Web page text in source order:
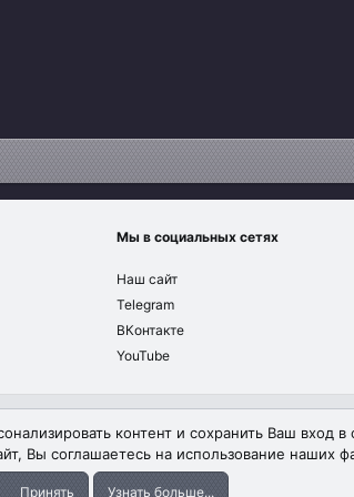
Мы в социальных сетях
Наш сайт
Telegram
ВКонтакте
YouTube
Обратная связь Условия и
контент и сохранить Ваш вход
Вы соглашаетесь на использование наших
Принять Узнать больше...